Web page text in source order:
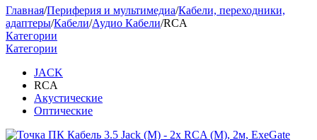
Главная/Периферия и мультимедиа/Кабели, переходники,
адаптеры/Кабели/Аудио Кабели/RCA
Категории
Категории
JACK
RCA
Акустические
Оптические